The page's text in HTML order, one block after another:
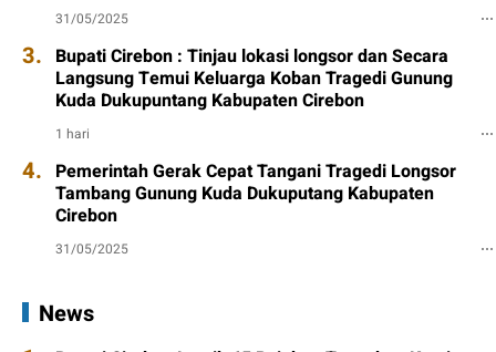
31/05/2025
3. Bupati Cirebon : Tinjau lokasi longsor dan Secara
Langsung Temui Keluarga Koban Tragedi Gunung
Kuda Dukupuntang Kabupaten Cirebon
1 hari
4. Pemerintah Gerak Cepat Tangani Tragedi Longsor
Tambang Gunung Kuda Dukuputang Kabupaten
Cirebon
31/05/2025
News